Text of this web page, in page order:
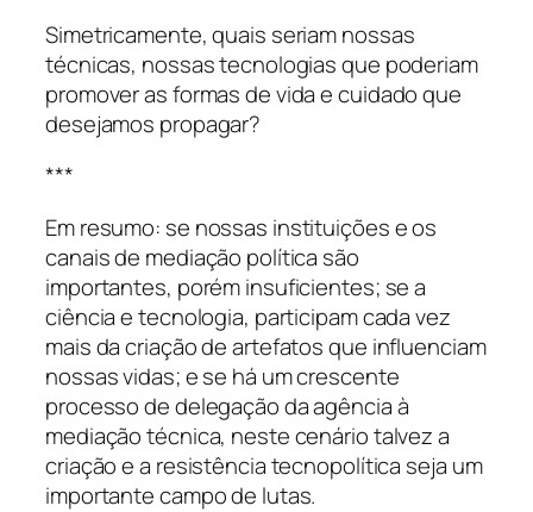
Simetricamente, quais seriam nossas
técnicas, nossas tecnologias que poderiam
promover as formas de vida e cuidado que
desejamos propagar?
***
Em resumo: se nossas instituições e os
canais de mediação política são
importantes, porém insuficientes; se a
ciência e tecnologia, participam cada vez
mais da criação de artefatos que influenciam
nossas vidas; e se há um crescente
processo de delegação da agência à
mediação técnica, neste cenário talvez a
criação e a resistência tecnopolítica seja um
importante campo de lutas.